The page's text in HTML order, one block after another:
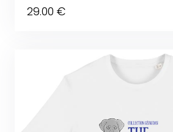
29.00 €